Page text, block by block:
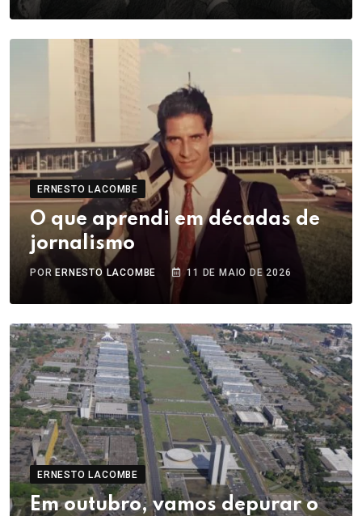
ERNESTO LACOMBE
O que aprendi em décadas de
jornalismo
POR ERNESTO LACOMBE 11 DE MAIO DE 2026
ERNESTO LACOMBE
Em outubro, vamos depurar o